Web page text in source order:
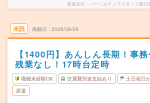
派遣会社 パーソルテンプスタッフ株式
未読 掲載日 2026/08/09
【1400円】あんしん長期！事
残業なし！17時台定時
職種未経験OK 交通費別途支給あり 土日祝日
派遣